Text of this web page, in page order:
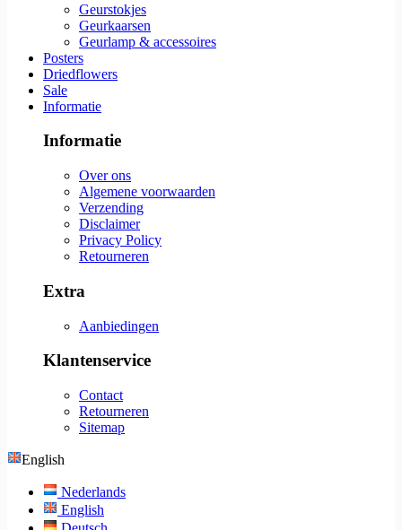
Geurstokjes
Geurkaarsen
Geurlamp & accessoires
Posters
Driedflowers
Sale
Informatie
Informatie
Over ons
Algemene voorwaarden
Verzending
Disclaimer
Privacy Policy
Retourneren
Extra
Aanbiedingen
Klantenservice
Contact
Retourneren
Sitemap
English
Nederlands
English